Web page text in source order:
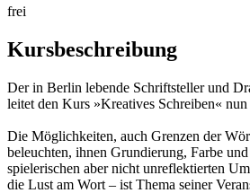
frei
Kursbeschreibung
Der in Berlin lebende Schriftsteller und
leitet den Kurs »Kreatives Schreiben«
Die Möglichkeiten, auch Grenzen der
beleuchten, ihnen Grundierung, Farbe
spielerischen aber nicht unreflektierten
die Lust am Wort – ist Thema seiner